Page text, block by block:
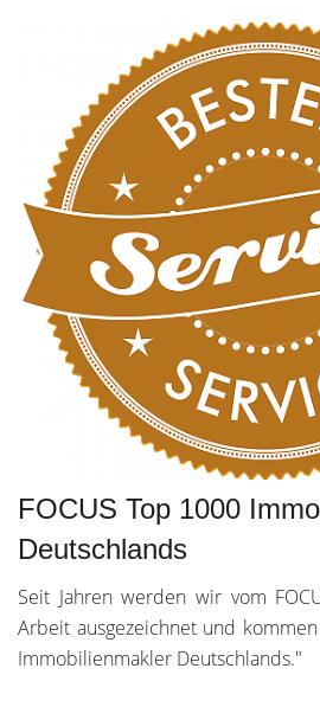
FOCUS Top 1000
Deutschlands
Seit Jahren werden wir vom
Arbeit ausgezeichnet und
Immobilienmakler Deutschlands."